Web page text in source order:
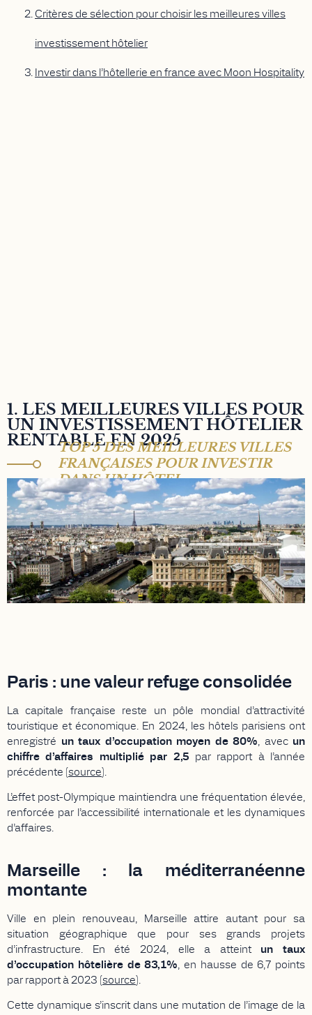
Critères de sélection pour choisir les meilleures villes
investissement hôtelier
Investir dans l’hôtellerie en france avec Moon Hospitality
1. LES MEILLEURES VILLES POUR
UN INVESTISSEMENT HÔTELIER
RENTABLE EN 2025
TOP 5 DES MEILLEURES VILLES
FRANÇAISES POUR INVESTIR
DANS UN HÔTEL
Paris : une valeur refuge consolidée
La capitale française reste un pôle mondial d’attractivité
touristique et économique. En 2024, les hôtels parisiens ont
enregistré un taux d’occupation moyen de 80% , avec un
chiffre d’affaires multiplié par 2,5 par rapport à l’année
précédente (source).
L’effet post-Olympique maintiendra une fréquentation élevée,
renforcée par l’accessibilité internationale et les dynamiques
d’affaires.
Marseille : la méditerranéenne
montante
Ville en plein renouveau, Marseille attire autant pour sa
situation géographique que pour ses grands projets
d’infrastructure. En été 2024, elle a atteint un taux
d’occupation hôtelière de 83,1%, en hausse de 6,7 points
par rapport à 2023 ( source).
Cette dynamique s’inscrit dans une mutation de l’image de la